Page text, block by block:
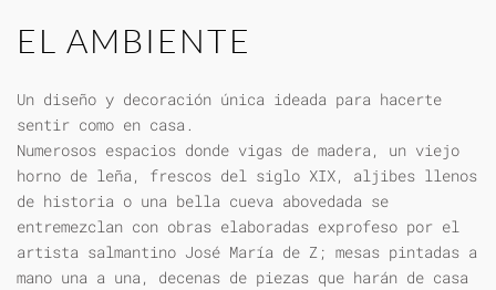
EL AMBIENTE
Un diseño y decoración única ideada para hacerte
sentir como en casa.
Numerosos espacios donde vigas de madera, un viejo
horno de leña, frescos del siglo XIX, aljibes llenos
de historia o una bella cueva abovedada se
entremezclan con obras elaboradas exprofeso por el
artista salmantino José María de Z; mesas pintadas a
mano una a una, decenas de piezas que harán de casa